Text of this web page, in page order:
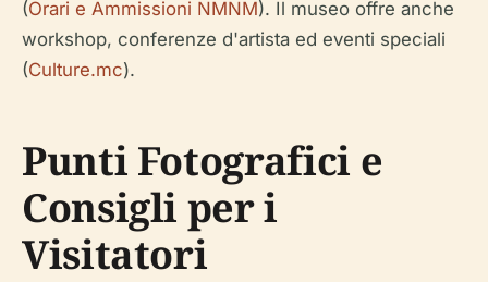
(Orari e Ammissioni NMNM). Il museo offre anche
workshop, conferenze d'artista ed eventi speciali
(Culture.mc).
Punti Fotografici e
Consigli per i
Visitatori